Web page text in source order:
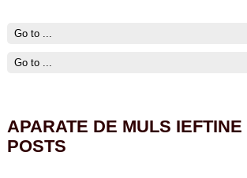
APARATE DE MULS IEFTINE
POSTS